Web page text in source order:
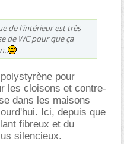
de l'intérieur est très
de WC pour que ça
pour
les cloisons et contre-
dans les maisons
Ici, depuis que
fibreux et du
silencieux.